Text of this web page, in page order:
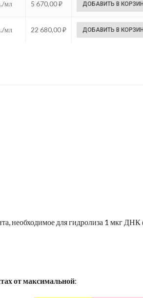
мл 5 670,00₽ ДОБАВИТЬ В
мл 22 680,00₽ ДОБАВИТЬ В
необходимое для гидролиза 1 мкг ДНК
от максимальной: